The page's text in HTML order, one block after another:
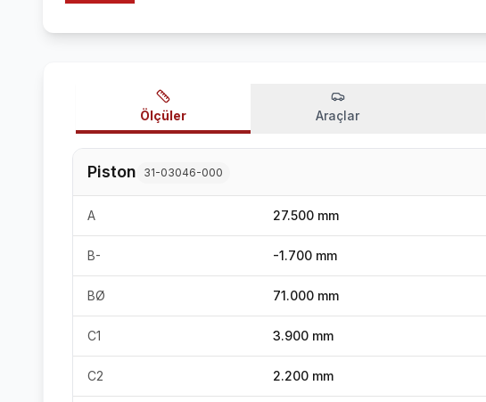
Ölçüler Araçlar
Piston 31-03046-000
A 27.500 mm
B- -1.700 mm
BØ 71.000 mm
C1 3.900 mm
C2 2.200 mm